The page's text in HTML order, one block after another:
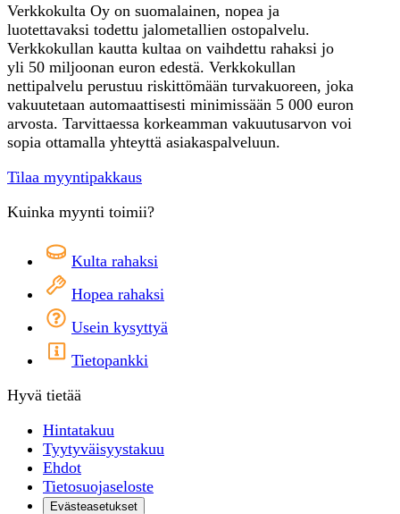
Verkkokulta Oy on suomalainen, nopea ja
luotettavaksi todettu jalometallien ostopalvelu.
Verkkokullan kautta kultaa on vaihdettu rahaksi jo
yli 50 miljoonan euron edestä. Verkkokullan
nettipalvelu perustuu riskittömään turvakuoreen, joka
vakuutetaan automaattisesti minimissään 5 000 euron
arvosta. Tarvittaessa korkeamman vakuutusarvon voi
sopia ottamalla yhteyttä asiakaspalveluun.
Tilaa myyntipakkaus
Kuinka myynti toimii?
Kulta rahaksi
Hopea rahaksi
Usein kysyttyä
Tietopankki
Hyvä tietää
Hintatakuu
Tyytyväisyystakuu
Ehdot
Tietosuojaseloste
Evästeasetukset